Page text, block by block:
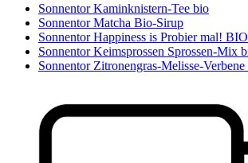
Sonnentor Kaminknistern-Tee bio
Sonnentor Matcha Bio-Sirup
Sonnentor Happiness is Probier mal! BIO
Sonnentor Keimsprossen Sprossen-Mix
Sonnentor Zitronengras-Melisse-